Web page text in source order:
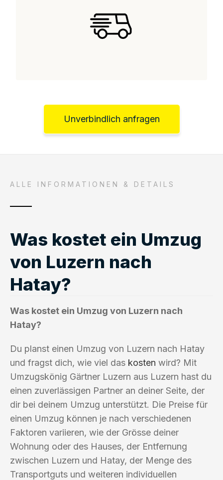
Unverbindlich anfragen
ALLE INFORMATIONEN & DETAILS
Was kostet ein Umzug
von Luzern nach
Hatay?
Was kostet ein Umzug von Luzern nach
Hatay?
Du planst einen Umzug von Luzern nach Hatay
und fragst dich, wie viel das kosten wird? Mit
Umzugskönig Gärtner Luzern aus Luzern hast du
einen zuverlässigen Partner an deiner Seite, der
dir bei deinem Umzug unterstützt. Die Preise für
einen Umzug können je nach verschiedenen
Faktoren variieren, wie der Grösse deiner
Wohnung oder des Hauses, der Entfernung
zwischen Luzern und Hatay, der Menge des
Transportguts und weiteren individuellen